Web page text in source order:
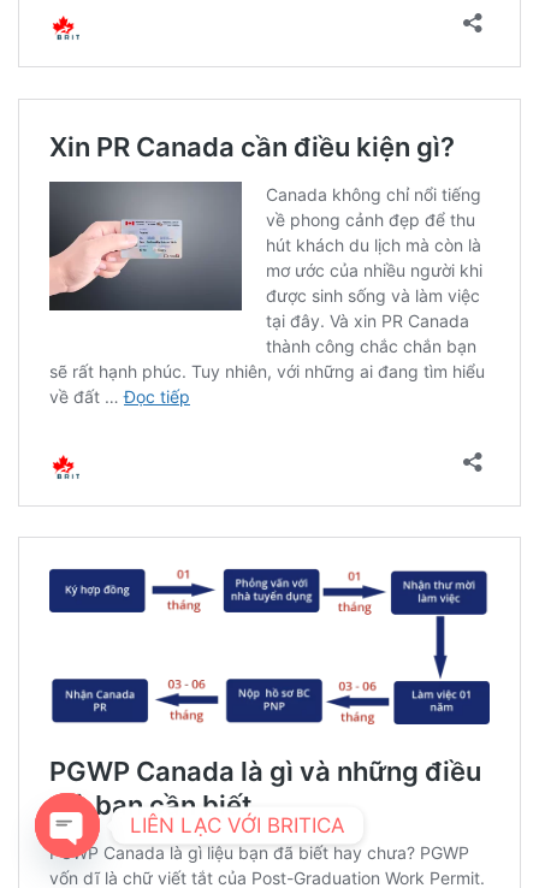
LIÊN LẠC VỚI BRITICA
OPEN